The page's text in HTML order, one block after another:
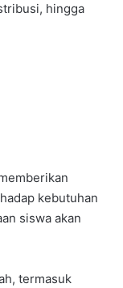
hingga
kebutuhan
siswa akan
termasuk